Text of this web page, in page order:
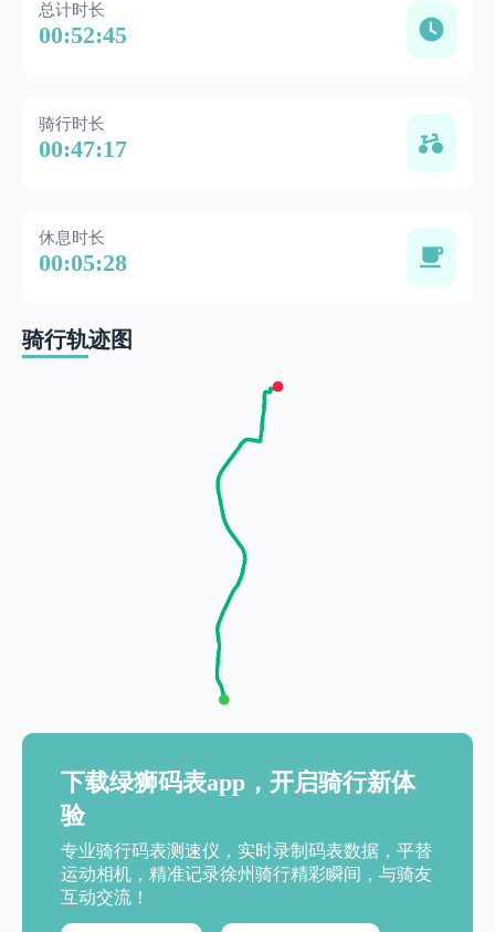
总计时长
00:52:45
骑行时长
00:47:17
休息时长
00:05:28
骑行轨迹图
下载绿狮码表app，开启骑行新体
验
专业骑行码表测速仪，实时录制码表数据，平替
运动相机，精准记录徐州骑行精彩瞬间，与骑友
互动交流！